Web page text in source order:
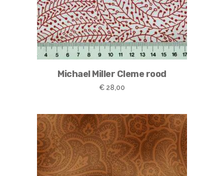
Michael Miller Cleme rood
€ 28,00